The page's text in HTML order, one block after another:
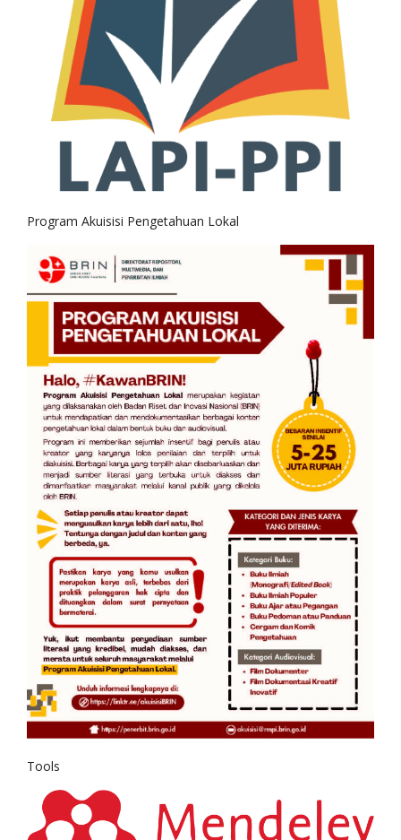
Program Akuisisi Pengetahuan Lokal
Tools